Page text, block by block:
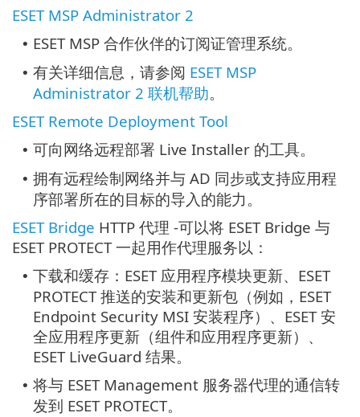
ESET MSP Administrator 2
• ESET MSP 合作伙伴的订阅证管理系统。
• 有关详细信息，请参阅 ESET MSP
Administrator 2 联机帮助。
ESET Remote Deployment Tool
• 可向网络远程部署 Live Installer 的工具。
• 拥有远程绘制网络并与 AD 同步或支持应用程
序部署所在的目标的导入的能力。
ESET Bridge HTTP 代理 -可以将 ESET Bridge 与
ESET PROTECT 一起用作代理服务以：
• 下载和缓存：ESET 应用程序模块更新、ESET
PROTECT 推送的安装和更新包（例如，ESET
Endpoint Security MSI 安装程序）、ESET 安
全应用程序更新（组件和应用程序更新）、
ESET LiveGuard 结果。
• 将与 ESET Management 服务器代理的通信转
发到 ESET PROTECT。